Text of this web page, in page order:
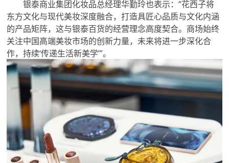
银泰商业集团化妆品总经理华勤玲也表示：“花西子将
东方文化与现代美妆深度融合，打造具匠心品质与文化内涵
的产品矩阵，这与银泰百货的经营理念高度契合。商场始终
关注中国高端美妆市场的创新力量，未来将进一步深化合
作，持续‘传递生活新美学’”。